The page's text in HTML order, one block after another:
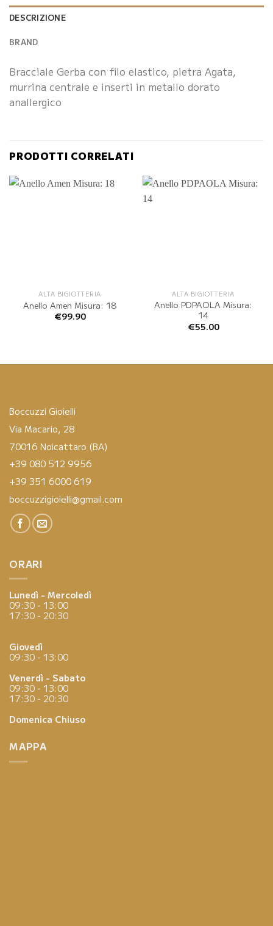
DESCRIZIONE
BRAND
Bracciale Gerba con filo elastico, pietra Agata,
murrina centrale e inserti in metallo dorato
anallergico
PRODOTTI CORRELATI
ALTA BIGIOTTERIA
Anello Amen Misura: 18
€99.90
ALTA BIGIOTTERIA
Anello PDPAOLA Misura:
14
€55.00
Boccuzzi Gioielli
Via Macario, 28
70016 Noicattaro (BA)
+39 080 512 9956
+39 351 6000 619
boccuzzigioielli@gmail.com
ORARI
Lunedì - Mercoledì
09:30 - 13:00
17:30 - 20:30
Giovedì
09:30 - 13:00
Venerdì - Sabato
09:30 - 13:00
17:30 - 20:30
Domenica Chiuso
MAPPA